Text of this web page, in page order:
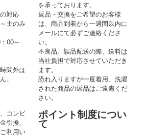
対応
土のみ
00～
間外は
。
コンビ
引換、
利用い
を承っております。
返品・交換をご希望のお客様
は、商品到着から一週間以内に
メールにて必ずご連絡くださ
い。
不良品、誤品配送の際、送料は
当社負担で対応させていただき
ます。
恐れ入りますが一度着用、洗濯
された商品の返品はご遠慮くだ
さい。
ポイント制度につい
て